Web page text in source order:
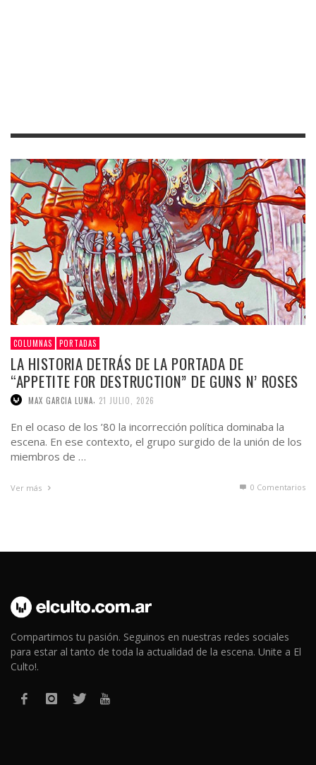
COLUMNAS PORTADAS
LA HISTORIA DETRÁS DE LA PORTADA DE
“APPETITE FOR DESTRUCTION” DE GUNS N’ ROSES
MAX GARCIA LUNA 21 JULIO, 2026
En el ocaso de los ’80 la incorrección política dominaba la
escena. En ese contexto, el grupo surgido de la unión de los
miembros de …
Ver más 0 Comentarios
Compartimos tu pasión. Seguinos en nuestras redes sociales
para estar al tanto de toda la actualidad de la escena. Unite a El
Culto!.